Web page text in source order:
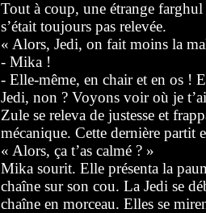
Tout à coup, une étrange
s’était toujours pas relevée.
« Alors, Jedi, on fait moins la
- Mika !
- Elle-même, en chair et en os !
Jedi, non ? Voyons voir où je
Zule se releva de justesse et
mécanique. Cette dernière partit
« Alors, ça t’as calmé ? »
Mika sourit. Elle présenta la
chaîne sur son cou. La Jedi se
chaîne en morceau. Elles se